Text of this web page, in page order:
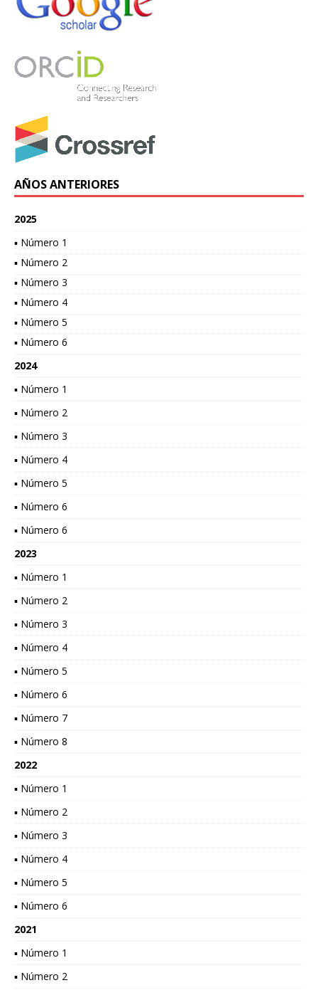
AÑOS ANTERIORES
2025
▪ Número 1
▪ Número 2
▪ Número 3
▪ Número 4
▪ Número 5
▪ Número 6
2024
▪ Número 1
▪ Número 2
▪ Número 3
▪ Número 4
▪ Número 5
▪ Número 6
▪ Número 6
2023
▪ Número 1
▪ Número 2
▪ Número 3
▪ Número 4
▪ Número 5
▪ Número 6
▪ Número 7
▪ Número 8
2022
▪ Número 1
▪ Número 2
▪ Número 3
▪ Número 4
▪ Número 5
▪ Número 6
2021
▪ Número 1
▪ Número 2